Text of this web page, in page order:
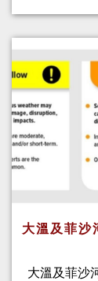
大溫及菲沙
大溫及菲沙